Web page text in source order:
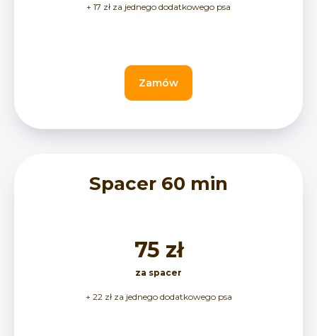
+ 17 zł za jednego dodatkowego psa
Zamów
Spacer 60 min
75 zł
za spacer
+ 22 zł za jednego dodatkowego psa